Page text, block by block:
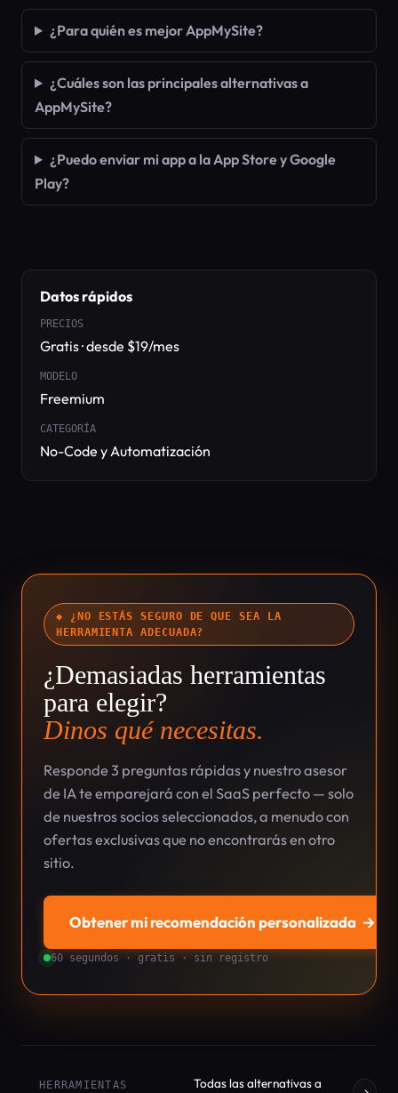
¿Para quién es mejor AppMySite?
¿Cuáles son las principales alternativas a
AppMySite?
¿Puedo enviar mi app a la App Store y Google
Play?
Datos rápidos
PRECIOS
Gratis · desde $19/mes
MODELO
Freemium
CATEGORÍA
No-Code y Automatización
◆ ¿NO ESTÁS SEGURO DE QUE SEA LA
HERRAMIENTA ADECUADA?
¿Demasiadas herramientas
para elegir?
Dinos qué necesitas.
Responde 3 preguntas rápidas y nuestro asesor
de IA te emparejará con el SaaS perfecto — solo
de nuestros socios seleccionados, a menudo con
ofertas exclusivas que no encontrarás en otro
sitio.
Obtener mi recomendación personalizada →
60 segundos · gratis · sin registro
HERRAMIENTAS Todas las alternativas a